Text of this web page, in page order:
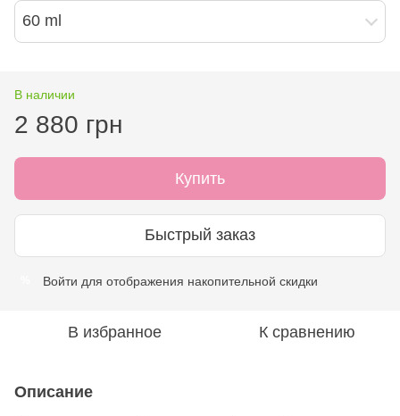
60 ml
В наличии
2 880 грн
Купить
Быстрый заказ
Войти для отображения накопительной скидки
В избранное К сравнению
Описание